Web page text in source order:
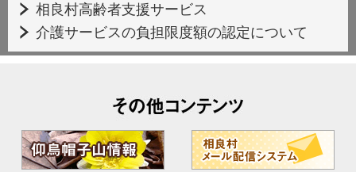
相良村高齢者支援サービス
介護サービスの負担限度額の認定について